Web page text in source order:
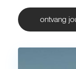
ontvang